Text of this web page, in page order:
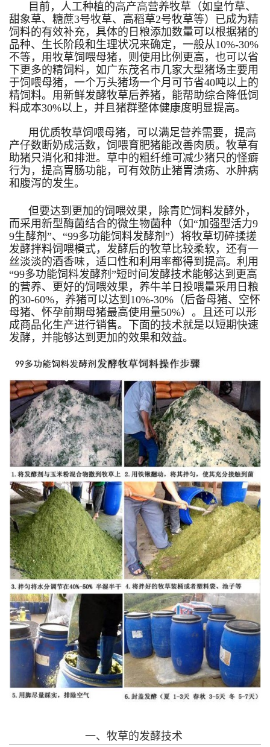
目前，人工种植的高产高营养牧草（如皇竹草、
甜象草、糖蔗3号牧草、高稻草2号牧草等）已成为精
饲料的有效补充，具体的日粮添加数量可以根据猪的
品种、生长阶段和生理状况来确定，一般从10%-30%
不等，用牧草饲喂母猪，则使用比例更高，也可以省
下更多的精饲料，如广东茂名市几家大型猪场主要用
于饲喂母猪，一个万头猪场一个月可节省40吨以上的
精饲料。用新鲜发酵牧草后养猪，能帮助综合降低饲
料成本30%以上，并且猪群整体健康度明显提高。
用优质牧草饲喂母猪，可以满足营养需要，提高
产仔数断奶成活数，饲喂育肥猪能改善肉质。牧草有
助猪只消化和排泄。草中的粗纤维可减少猪只的怪癖
行为，提高胃肠功能，可有效防止猪胃溃疡、水肿病
和腹泻的发生。
但要达到更加的饲喂效果，除青贮饲料发酵外，
而采用新型酶菌结合的微生物菌种（如“加强型活力9
9生酵剂”、“99多功能饲料发酵剂”）将牧草切碎揉搓
发酵拌料饲喂模式，发酵后的牧草比较柔软，还有一
丝淡淡的酒香味，适口性和利用率都得到提高。利用
“99多功能饲料发酵剂”短时间发酵技术能够达到更高
的营养、更好的饲喂效果，养牛羊日投喂量采用日粮
的30-60%，养猪可以达到10%-30%（后备母猪、空怀
母猪、怀孕前期母猪最高使用量50%）。且还可以形
成商品化生产进行销售。下面的技术就是以短期快速
发酵，并能够达到更加的效果和效益。
一、牧草的发酵技术